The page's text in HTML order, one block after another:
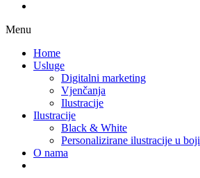
Menu
Home
Usluge
Digitalni marketing
Vjenčanja
Ilustracije
Ilustracije
Black & White
Personalizirane ilustracije u boji
O nama